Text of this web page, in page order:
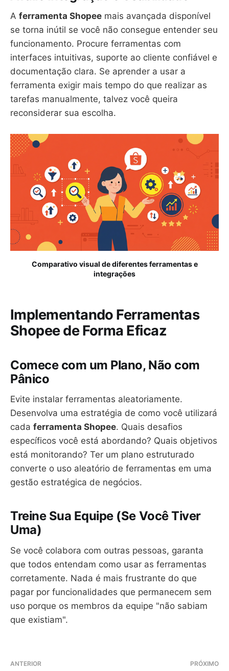
A ferramenta Shopee mais avançada disponível
se torna inútil se você não consegue entender seu
funcionamento. Procure ferramentas com
interfaces intuitivas, suporte ao cliente confiável e
documentação clara. Se aprender a usar a
ferramenta exigir mais tempo do que realizar as
tarefas manualmente, talvez você queira
reconsiderar sua escolha.
Comparativo visual de diferentes ferramentas e
integrações
Implementando Ferramentas
Shopee de Forma Eficaz
Comece com um Plano, Não com
Pânico
Evite instalar ferramentas aleatoriamente.
Desenvolva uma estratégia de como você utilizará
cada ferramenta Shopee. Quais desafios
específicos você está abordando? Quais objetivos
está monitorando? Ter um plano estruturado
converte o uso aleatório de ferramentas em uma
gestão estratégica de negócios.
Treine Sua Equipe (Se Você Tiver
Uma)
Se você colabora com outras pessoas, garanta
que todos entendam como usar as ferramentas
corretamente. Nada é mais frustrante do que
pagar por funcionalidades que permanecem sem
uso porque os membros da equipe "não sabiam
que existiam".
ANTERIOR PRÓXIMO